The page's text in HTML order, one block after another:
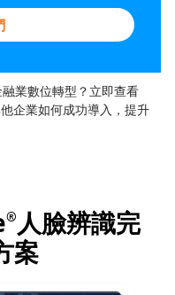
業數位轉型？立即查看
企業如何成功導入，提升
® 人臉辨識完
案